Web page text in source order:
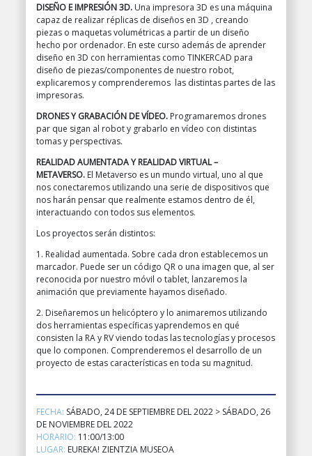
DISEÑO E IMPRESIÓN 3D. Una impresora 3D es una máquina
capaz de realizar réplicas de diseños en 3D , creando
piezas o maquetas volumétricas a partir de un diseño
hecho por ordenador. En este curso además de aprender
diseño en 3D con herramientas como TINKERCAD para
diseño de piezas/componentes de nuestro robot,
explicaremos y comprenderemos las distintas partes de las
impresoras.
DRONES Y GRABACIÓN DE VÍDEO. Programaremos drones
par que sigan al robot y grabarlo en vídeo con distintas
tomas y perspectivas.
REALIDAD AUMENTADA Y REALIDAD VIRTUAL –
METAVERSO. El Metaverso es un mundo virtual, uno al que
nos conectaremos utilizando una serie de dispositivos que
nos harán pensar que realmente estamos dentro de él,
interactuando con todos sus elementos.
Los proyectos serán distintos:
1. Realidad aumentada. Sobre cada dron establecemos un
marcador. Puede ser un código QR o una imagen que, al ser
reconocida por nuestro móvil o tablet, lanzaremos la
animación que previamente hayamos diseñado.
2. Diseñaremos un helicóptero y lo animaremos utilizando
dos herramientas específicas yaprendemos en qué
consisten la RA y RV viendo todas las tecnologías y procesos
que lo componen. Comprenderemos el desarrollo de un
proyecto de estas características en toda su magnitud.
FECHA: SÁBADO, 24 DE SEPTIEMBRE DEL 2022 > SÁBADO, 26
DE NOVIEMBRE DEL 2022
HORARIO: 11:00/13:00
LUGAR: EUREKA! ZIENTZIA MUSEOA